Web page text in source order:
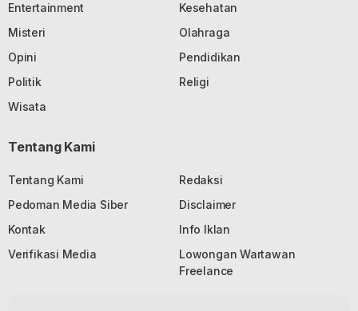
Entertainment
Kesehatan
Misteri
Olahraga
Opini
Pendidikan
Politik
Religi
Wisata
Tentang Kami
Tentang Kami
Redaksi
Pedoman Media Siber
Disclaimer
Kontak
Info Iklan
Verifikasi Media
Lowongan Wartawan
Freelance